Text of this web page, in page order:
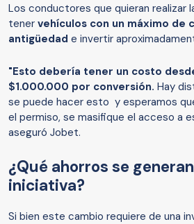
Los conductores que quieran realizar
tener vehículos con un máximo de
antigüedad e invertir
"Esto debería tener un costo
$1.000.000 por conversión. Hay
se puede hacer esto y esperamos
el permiso, se masifique el acceso a
aseguró Jobet.
¿Qué ahorros se
iniciativa?
Si bien este cambio requiere de una